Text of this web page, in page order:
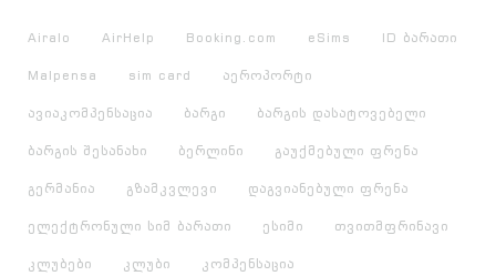
Airalo AirHelp Booking.com eSims ID ბარათი
Malpensa sim card აეროპორტი
ავიაკომპენსაცია ბარგი ბარგის დასატოვებელი
ბარგის შესანახი ბერლინი გაუქმებული ფრენა
გერმანია გზამკვლევი დაგვიანებული ფრენა
ელექტრონული სიმ ბარათი ესიმი თვითმფრინავი
კლუბები კლუბი კომპენსაცია